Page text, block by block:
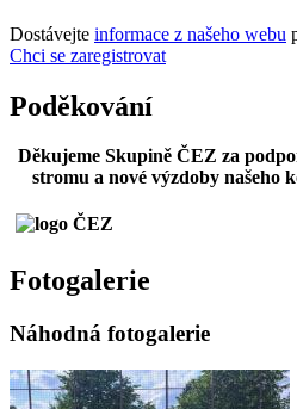
Dostávejte informace z našeho webu
Chci se zaregistrovat
Poděkování
Děkujeme Skupině ČEZ za
stromu a nové výzdoby našeho
Fotogalerie
Náhodná fotogalerie